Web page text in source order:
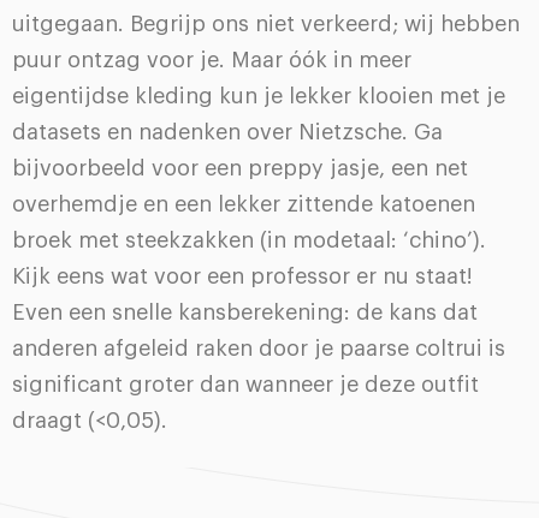
uitgegaan. Begrijp ons niet verkeerd; wij hebben
puur ontzag voor je. Maar óók in meer
eigentijdse kleding kun je lekker klooien met je
datasets en nadenken over Nietzsche. Ga
bijvoorbeeld voor een preppy jasje, een net
overhemdje en een lekker zittende katoenen
broek met steekzakken (in modetaal: ‘chino’).
Kijk eens wat voor een professor er nu staat!
Even een snelle kansberekening: de kans dat
anderen afgeleid raken door je paarse coltrui is
significant groter dan wanneer je deze outfit
draagt (<0,05).